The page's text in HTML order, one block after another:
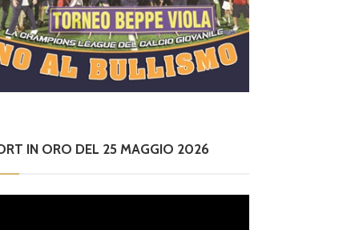
IN ORO DEL 25 MAGGIO 2026